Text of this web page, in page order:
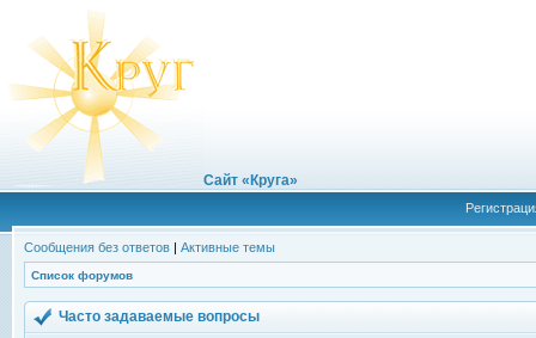
Сайт «Круга»
Сообщения без ответов | Активные темы
Список форумов
Часто задаваемые вопросы